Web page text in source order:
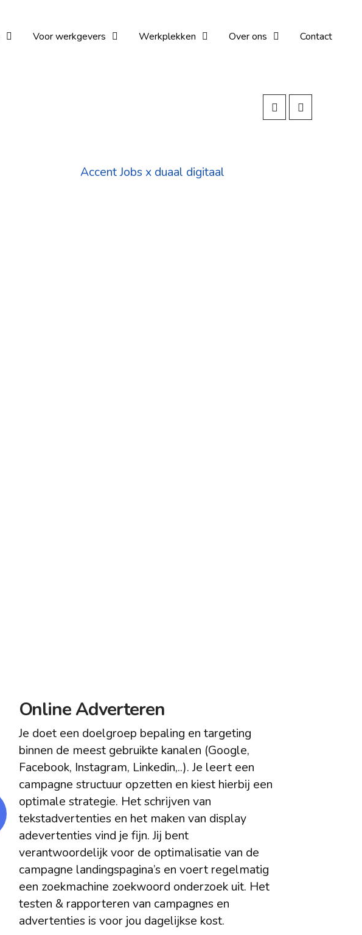
Voor werkgevers Werkplekken Over ons Contact
Online Adverteren
Je doet een doelgroep bepaling en targeting
binnen de meest gebruikte kanalen (Google,
Facebook, Instagram, Linkedin,..). Je leert een
campagne structuur opzetten en kiest hierbij een
optimale strategie. Het schrijven van
tekstadvertenties en het maken van display
adevertenties vind je fijn. Jij bent
verantwoordelijk voor de optimalisatie van de
campagne landingspagina’s en voert regelmatig
een zoekmachine zoekwoord onderzoek uit. Het
testen & rapporteren van campagnes en
advertenties is voor jou dagelijkse kost.